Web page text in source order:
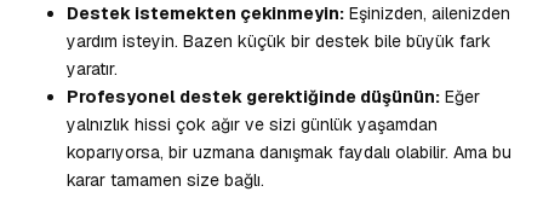
Destek istemekten çekinmeyin: Eşinizden, ailenizden
yardım isteyin. Bazen küçük bir destek bile büyük fark
yaratır.
Profesyonel destek gerektiğinde düşünün: Eğer
yalnızlık hissi çok ağır ve sizi günlük yaşamdan
koparıyorsa, bir uzmana danışmak faydalı olabilir. Ama bu
karar tamamen size bağlı.